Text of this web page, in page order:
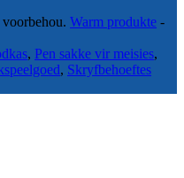
Warm produkte -
, Pen sakke vir meisies,
, Skryfbehoeftes